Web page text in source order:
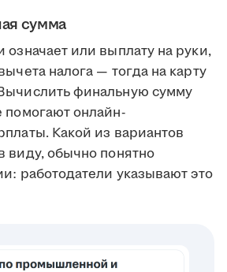
сумма
означает или выплату на руки,
налога — тогда на карту
финальную сумму
помогают онлайн-
Какой из вариантов
виду, обычно понятно
работодатели указывают это